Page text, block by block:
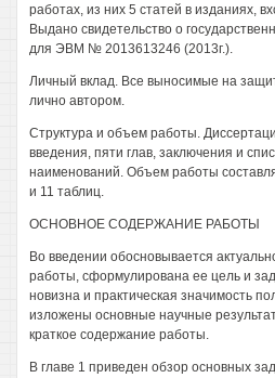
работах, из них 5 статей в изданиях,
Выдано свидетельство о
для ЭВМ № 2013613246 (2013г.).
Личный вклад. Все выносимые на
лично автором.
Структура и объем работы.
введения, пяти глав, заключения и
наименований. Объем работы
и 11 таблиц.
ОСНОВНОЕ СОДЕРЖАНИЕ РАБОТЫ
Во введении обосновывается
работы, сформулирована ее цель и
новизна и практическая значимость
изложены основные научные
краткое содержание работы.
В главе 1 приведен обзор основных